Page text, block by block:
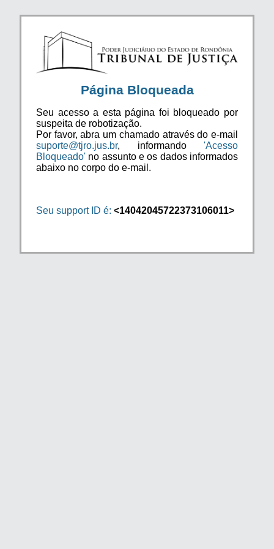
Página Bloqueada
Seu acesso a esta página foi bloqueado por
suspeita de robotização.
Por favor, abra um chamado através do e-mail
suporte@tjro.jus.br, informando 'Acesso
Bloqueado' no assunto e os dados informados
abaixo no corpo do e-mail.
Seu support ID é: <14042045722373106011>